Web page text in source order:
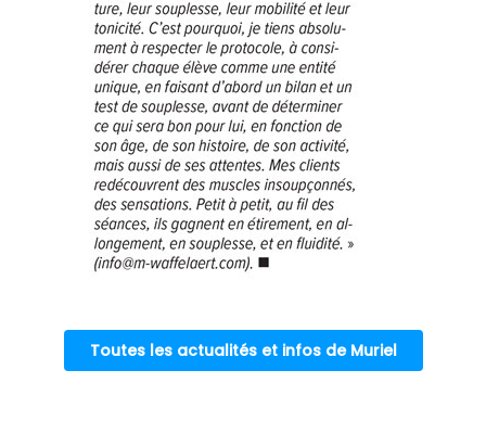
Toutes les actualités et infos de Muriel